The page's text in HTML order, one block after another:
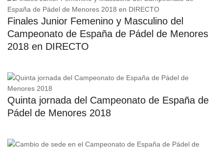
Finales Junior Femenino y Masculino del
Campeonato de España de Pádel de Menores
2018 en DIRECTO
Quinta jornada del Campeonato de España de
Pádel de Menores 2018